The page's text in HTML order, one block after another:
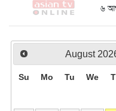
৬
August
Su Mo Tu We